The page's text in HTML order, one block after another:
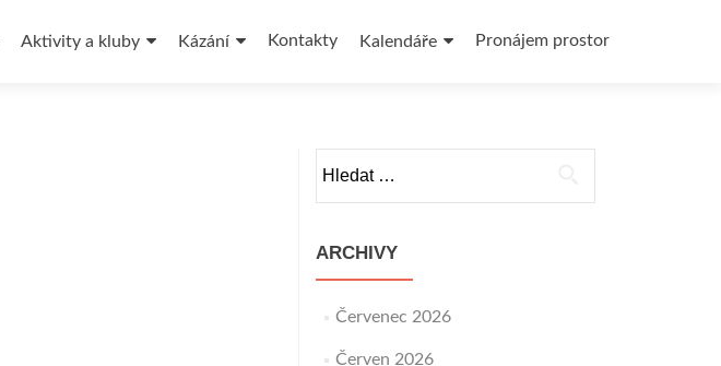
Aktivity a kluby Kázání Kontakty Kalendáře Pronájem prostor
ARCHIVY
Červenec 2026
Červen 2026